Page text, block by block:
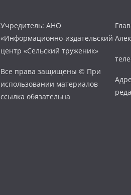
Учредитель: АНО
«Информационно-издательский
центр «Сельский труженик»
Все права защищены © При
использовании материалов
ссылка обязательна